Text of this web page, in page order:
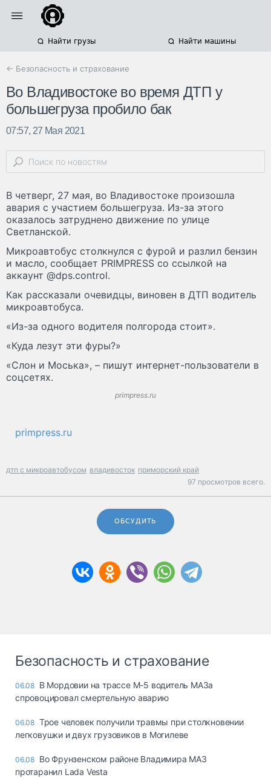
Найти грузы Найти машины
← Безопасность и страхование
Во Владивостоке во время ДТП у
большегруза пробило бак
07:57, 27 Мая 2021
В четверг, 27 мая, во Владивостоке произошла
авария с участием большегруза. Из-за этого
оказалось затруднено движение по улице
Светланской.
Микроавтобус столкнулся с фурой и разлил бензин
и масло, сообщает PRIMPRESS со ссылкой на
аккаунт @dps.control.
Как рассказали очевидцы, виновен в ДТП водитель
микроавтобуса.
«Из-за одного водителя полгорода стоит».
«Куда лезут эти фуры?»
«Слон и Моська», – пишут интернет-пользователи в
соцсетях.
primpress.ru
primpress.ru
дтп с микроавтобусом владивосток приморский край
97 просмотров всего.
ОБСУДИТЬ
Безопасность и страхование
06.08 В Мордовии на трассе М-5 водитель МАЗа
спровоцировал смертельную аварию
06.08 Трое человек получили травмы при столкновении
легковушки и двух грузовиков в Могилеве
06.08 Во Фрунзенском районе Владимира МАЗ
протаранил Lada Vesta